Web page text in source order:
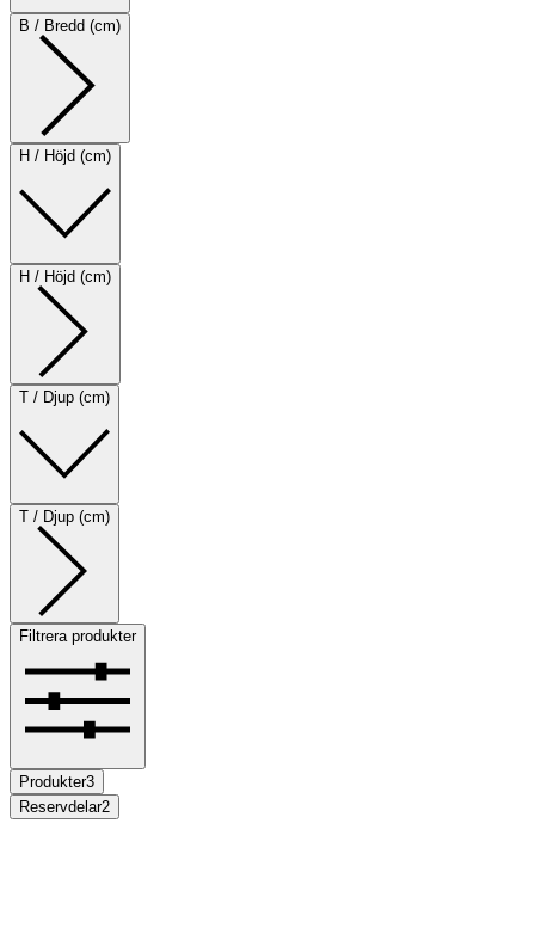
B / Bredd (cm)
H / Höjd (cm)
H / Höjd (cm)
T / Djup (cm)
T / Djup (cm)
Filtrera produkter
Produkter3
Reservdelar2